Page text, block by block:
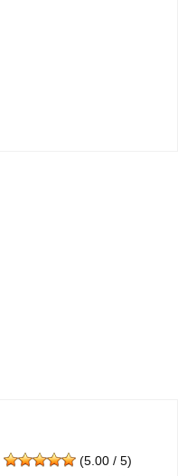
(5.00 / 5)